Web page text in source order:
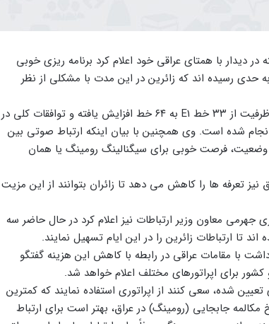
دیدار با همتای عراقی خود اعلام کرد برنامه ریزی خوبی
حدی رسیده اند که زائرین در این مدت با مشکلی از نظر
او اظهار داشت برای بهتر شدن ارتباطات از مسیر مهران، ظرفیت از ۳۳ خط E1 به ۶۴ خط افزایش یافته و توافقات کلی در
شده است. وی همچنین با بیان اینکه ارتباط صوتی بین
کرد این وضعیت، فرصت خوبی برای سیگنالینگ رومینگ یا همان
نیز تعرفه ها را کاهش می دهد تا زائران بتوانند از این مزیت
معاون وزیر ارتباطات نیز اعلام کرد در حال حاضر سه
اند تا ارتباطات زائرین را در این ایام تسهیل نمایند.
با مقامات عراقی در رابطه با کاهش این هزینه گفتگو
برای اپراتورهای مختلف اعلام خواهد شد.
شده، سعی کنند از اپراتوری استفاده نمایند که کمترین
جابجایی (رومینگ) در عراق، بهتر است برای ارتباط